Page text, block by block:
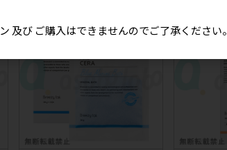
及び ご購入はできませんのでご了承ください。